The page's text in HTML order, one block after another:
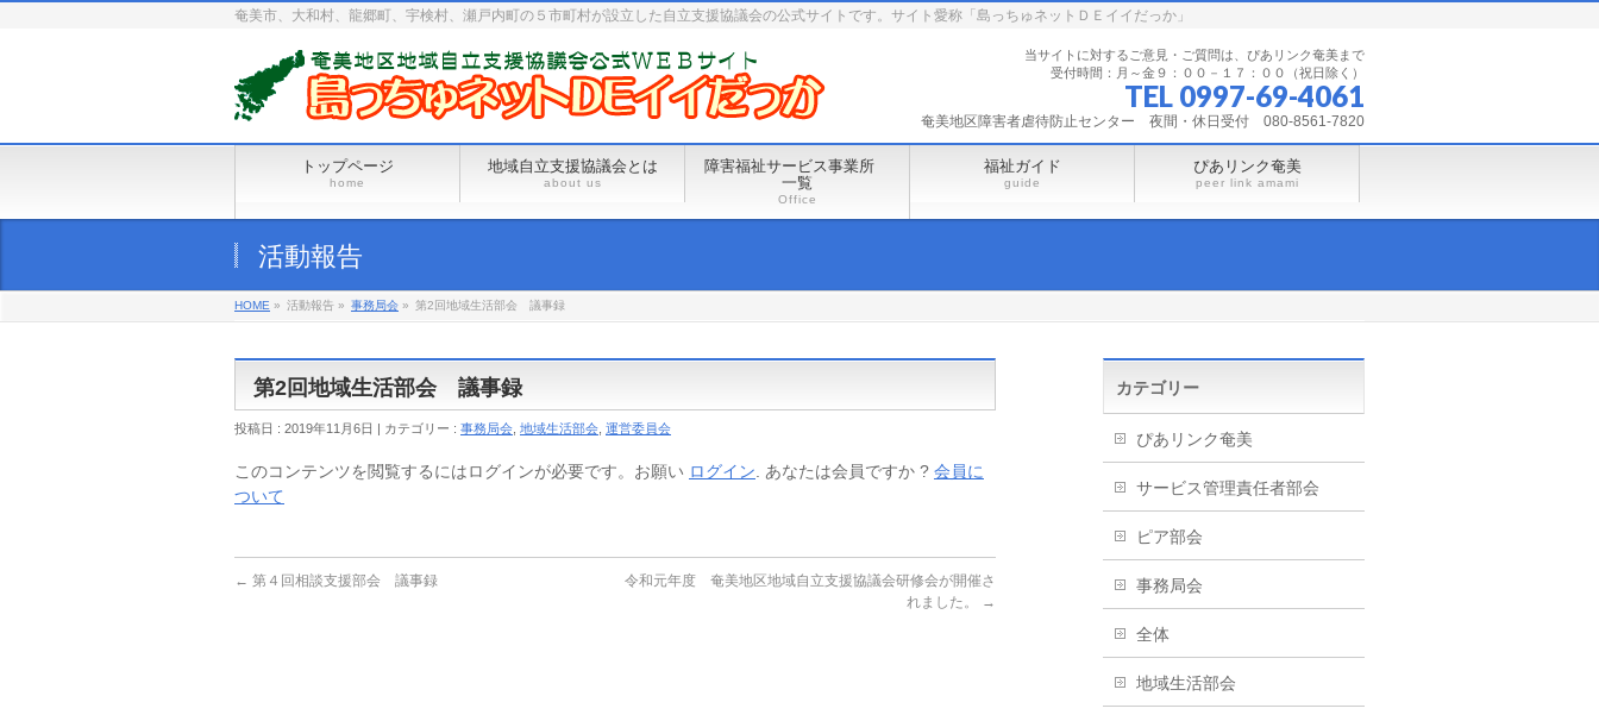
奄美市、大和村、龍郷町、宇検村、瀬戸内町の５市町村が設立した自立支援協議会の公式サイトです。サイト愛称「島っちゅネットＤＥイイだっか」
当サイトに対するご意見・ご質問は、ぴあリンク奄美まで
受付時間：月～金９：００－１７：００（祝日除く）
TEL 0997-69-4061
奄美地区障害者虐待防止センター 夜間・休日受付 080-8561-7820
トップページ
home
地域自立支援協議会とは
about us
障害福祉サービス事業所
一覧
Office
福祉ガイド
guide
ぴあリンク奄美
peer link amami
活動報告
HOME » 活動報告 » 事務局会 » 第2回地域生活部会 議事録
第2回地域生活部会 議事録
投稿日 : 2019年11月6日 | カテゴリー : 事務局会 地域生活部会 運営委員会
このコンテンツを閲覧するにはログインが必要です。お願い ログイン . あなたは会員ですか ? 会員に
ついて
← 第４回相談支援部会 議事録
令和元年度 奄美地区地域自立支援協議会研修会が開催さ
れました。
→
カテゴリー
ぴあリンク奄美
サービス管理責任者部会
ピア部会
事務局会
全体
地域生活部会